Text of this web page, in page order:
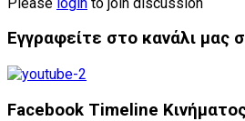
Εγγραφείτε στο κανάλι μας
Facebook Timeline